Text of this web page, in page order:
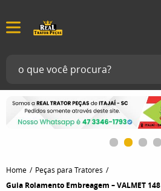
Home Peças para Tratores
Guia Rolamento Embreagem – VALMET 148